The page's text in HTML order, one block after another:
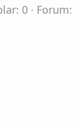
0
Forum: